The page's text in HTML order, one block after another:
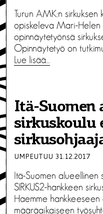
Turun AMK:n sirkuksen
opiskeleva Mari-Helen
opinnäytetyönsä
Opinnäytetyö on
Lue lisää…
Itä-Suomen
sirkuskoulu
UMPEUTUU 31.12.2017
Itä-Suomen alueellinen
SIRKUS2-hankkeen
Haemme
määräaikaiseen